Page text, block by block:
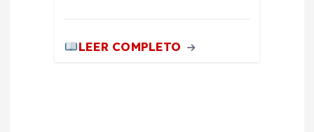
LEER COMPLETO